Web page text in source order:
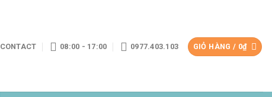
CONTACT 08:00 - 17:00 0977.403.103 GIỎ HÀNG / 0₫